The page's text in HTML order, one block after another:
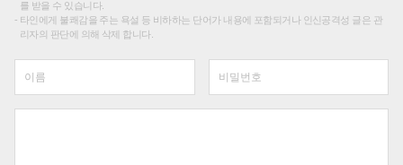
를 받을 수 있습니다.
타인에게 불쾌감을 주는 욕설 등 비하하는 단어가 내용에 포함되거나 인신공격성 글은 관
리자의 판단에 의해 삭제 합니다.